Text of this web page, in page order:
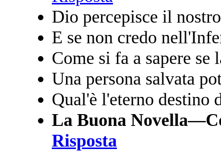
Dio percepisce il
E se non credo
Come si fa a sapere se
Una persona salvata
Qual'è l'eterno destino
La Buona
Risposta